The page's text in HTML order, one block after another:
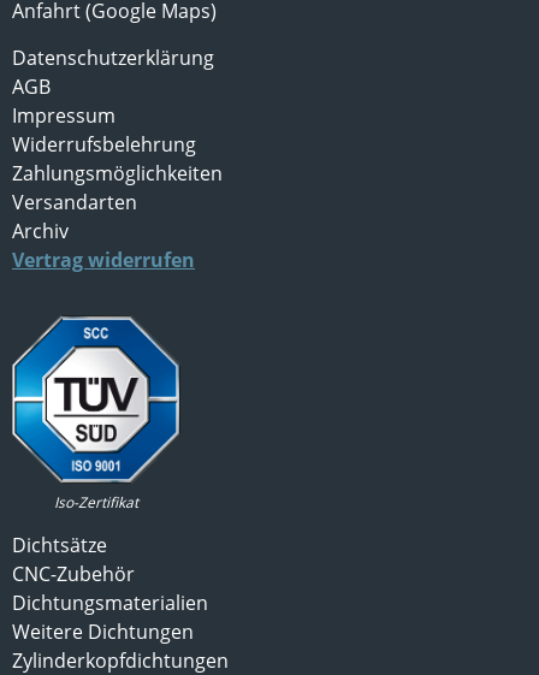
Anfahrt (Google Maps)
Datenschutzerklärung
AGB
Impressum
Widerrufsbelehrung
Zahlungsmöglichkeiten
Versandarten
Archiv
Vertrag widerrufen
Iso-Zertifikat
Dichtsätze
CNC-Zubehör
Dichtungsmaterialien
Weitere Dichtungen
Zylinderkopfdichtungen